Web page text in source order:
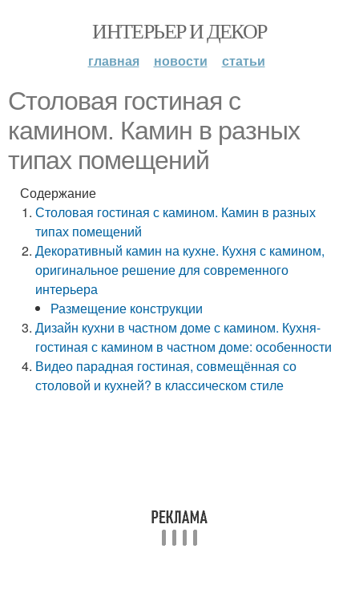
ИНТЕРЬЕР И ДЕКОР
главная новости статьи
Столовая гостиная с
камином. Камин в разных
типах помещений
Содержание
Столовая гостиная с камином. Камин в разных
типах помещений
Декоративный камин на кухне. Кухня с камином,
оригинальное решение для современного
интерьера
Размещение конструкции
Дизайн кухни в частном доме с камином. Кухня-
гостиная с камином в частном доме: особенности
Видео парадная гостиная, совмещённая со
столовой и кухней? в классическом стиле